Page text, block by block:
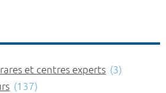
et centres experts (3)
(137)